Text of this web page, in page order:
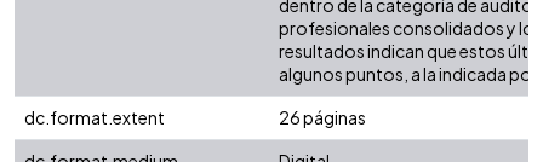
dentro de la categoría de
profesionales consolidados y
resultados indican que estos
algunos puntos, a la indicada
dc.format.extent
26 páginas